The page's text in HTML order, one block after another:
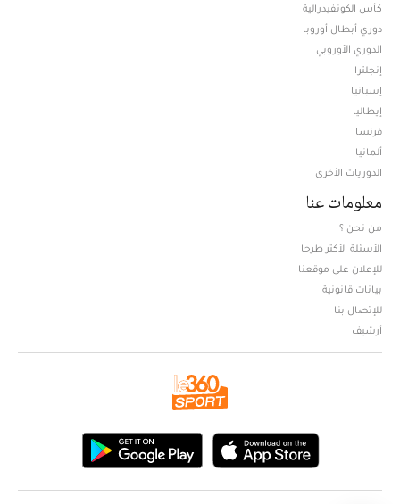
كأس الكونفيدرالية
دوري أبطال أوروبا
الدوري الأوروبي
إنجلترا
إسبانيا
إيطاليا
فرنسا
ألمانيا
الدوريات الأخرى
معلومات عنا
من نحن ؟
الأسئلة الأكثر طرحا
للإعلان على موقعنا
بيانات قانونية
للإتصال بنا
أرشيف